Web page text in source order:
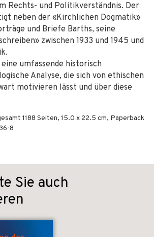
Rechts- und Politikverständnis. Der
neben der «Kirchlichen Dogmatik»
und Briefe Barths, seine
zwischen 1933 und 1945 und
umfassende historisch
Analyse, die sich von ethischen
motivieren lässt und über diese
1188 Seiten, 15.0 x 22.5 cm, Paperback
8
Sie auch